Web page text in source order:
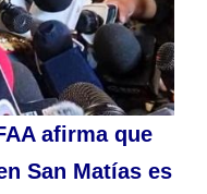
afirma que
San Matías es